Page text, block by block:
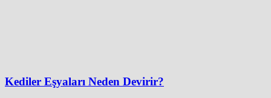
Kediler Eşyaları Neden Devirir?